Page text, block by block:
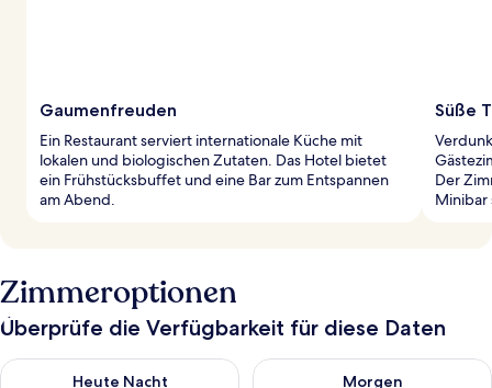
Gaumenfreuden
Ein Restaurant serviert internationale Küche mit
lokalen und biologischen Zutaten. Das Hotel bietet
ein Frühstücksbuffet und eine Bar zum Entspannen
am Abend.
Süße
Der
Minibar
Zimmeroptionen
Überprüfe die Verfügbarkeit für diese Daten
Heute Nacht
Überprüfe die Verfügbarkeit für heute Nacht, Aug. 7 - Aug. 8.
Morgen
Überprüfe die Verfügbarkeit